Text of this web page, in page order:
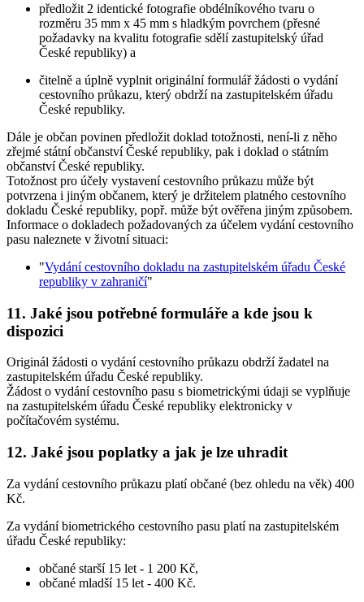
předložit 2 identické fotografie obdélníkového tvaru o
rozměru 35 mm x 45 mm s hladkým povrchem (přesné
požadavky na kvalitu fotografie sdělí zastupitelský úřad
České republiky) a
čitelně a úplně vyplnit originální formulář žádosti o vydání
cestovního průkazu, který obdrží na zastupitelském úřadu
České republiky.
Dále je občan povinen předložit doklad totožnosti, není-li z něho
zřejmé státní občanství České republiky, pak i doklad o státním
občanství České republiky.
Totožnost pro účely vystavení cestovního průkazu může být
potvrzena i jiným občanem, který je držitelem platného cestovního
dokladu České republiky, popř. může být ověřena jiným způsobem.
Informace o dokladech požadovaných za účelem vydání cestovního
pasu naleznete v životní situaci:
"Vydání cestovního dokladu na zastupitelském úřadu České
republiky v zahraničí"
11. Jaké jsou potřebné formuláře a kde jsou k
dispozici
Originál žádosti o vydání cestovního průkazu obdrží žadatel na
zastupitelském úřadu České republiky.
Žádost o vydání cestovního pasu s biometrickými údaji se vyplňuje
na zastupitelském úřadu České republiky elektronicky v
počítačovém systému.
12. Jaké jsou poplatky a jak je lze uhradit
Za vydání cestovního průkazu platí občané (bez ohledu na věk) 400
Kč.
Za vydání biometrického cestovního pasu platí na zastupitelském
úřadu České republiky:
občané starší 15 let - 1 200 Kč,
občané mladší 15 let - 400 Kč.